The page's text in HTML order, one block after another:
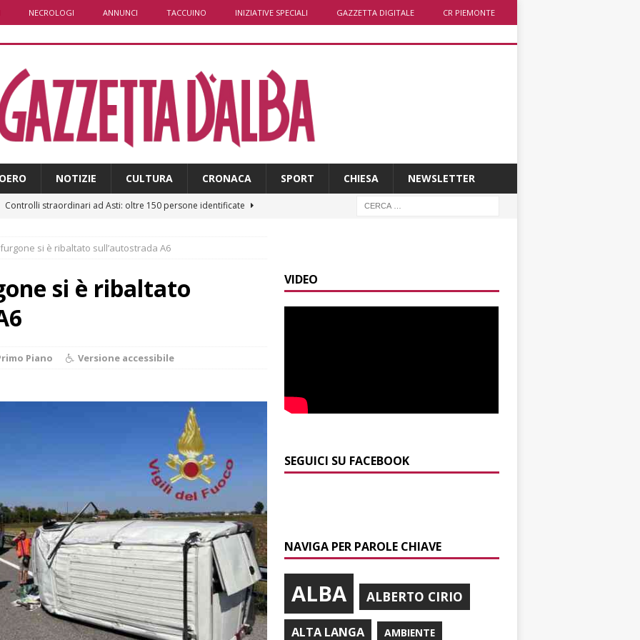
NECROLOGI ANNUNCI TACCUINO INIZIATIVE SPECIALI GAZZETTA DIGITALE CR PIEMONTE
NOTIZIE CULTURA CRONACA SPORT CHIESA NEWSLETTER
Controlli straordinari ad Asti: oltre 150 persone identificate
Fondazione CRC, oltre 2,15 milioni per 41 progetti green
Siccità in Piemonte, parte la richiesta di calamità naturale
Bollettino meteo: un po’ di temporali nel fine settimana, ma il
A Belvedere Langhe la festa dell’Assunta darà spazio anche a
ALBA
Siccità e consumi record: Egea acque invita a un uso
risorsa idrica
Dal 13 al 16 agosto a Priocca c’è la Sagra della costata di
si è ribaltato sull’autostrada A6
si è ribaltato
Piano Versione accessibile
VIDEO
SEGUICI SU FACEBOOK
NAVIGA PER PAROLE CHIAVE
ALBA ALBERTO CIRIO
ALTA LANGA AMBIENTE